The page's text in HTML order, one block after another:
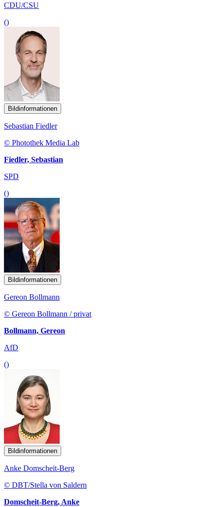
CDU/CSU
()
Bildinformationen
Sebastian Fiedler
© Photothek Media Lab
Fiedler, Sebastian
SPD
()
Bildinformationen
Gereon Bollmann
© Gereon Bollmann / privat
Bollmann, Gereon
AfD
()
Bildinformationen
Anke Domscheit-Berg
© DBT/Stella von Saldern
Domscheit-Berg, Anke